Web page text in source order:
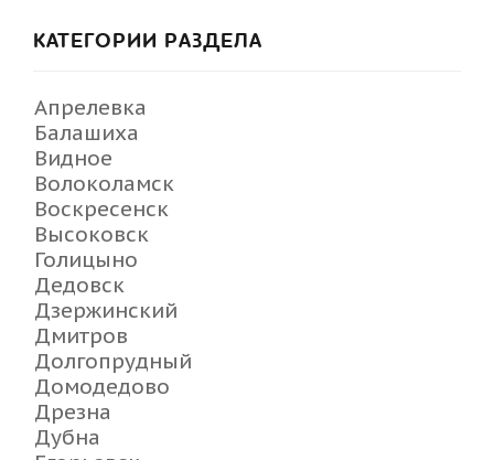
КАТЕГОРИИ РАЗДЕЛА
Апрелевка
Балашиха
Видное
Волоколамск
Воскресенск
Высоковск
Голицыно
Дедовск
Дзержинский
Дмитров
Долгопрудный
Домодедово
Дрезна
Дубна